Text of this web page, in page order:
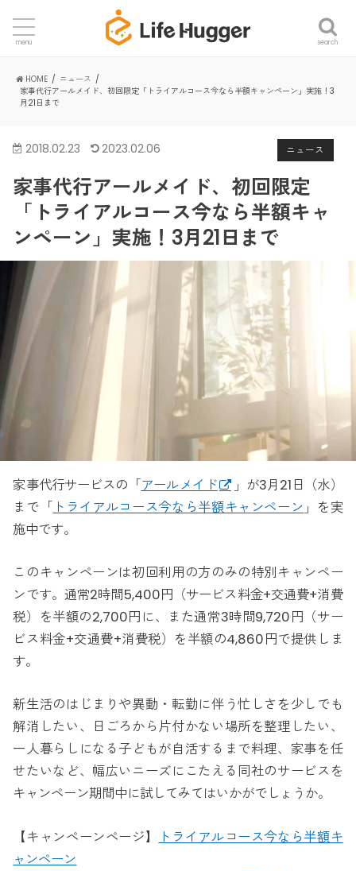
search
menu
HOME
ニュース
家事代行アールメイド、初回限定「トライアルコース今なら半額キャンペーン」実施！3
月21日まで
ニュース
2018.02.23 2023.02.06
家事代行アールメイド、初回限定
「トライアルコース今なら半額キャ
ンペーン」実施！3月21日まで
家事代行サービスの「アールメイド
」が3月21日（水）
まで「 トライアルコース今なら半額キャンペーン 」を実
施中です。
このキャンペーンは初回利用の方のみの特別キャンペー
ンです。通常2時間5,400円（サービス料金+交通費+消費
税）を半額の2,700円に、また通常3時間9,720円（サー
ビス料金+交通費+消費税）を半額の4,860円で提供しま
す。
新生活のはじまりや異動・転勤に伴う忙しさを少しでも
解消したい、日ごろから片付かない場所を整理したい、
一人暮らしになる子どもが自活するまで料理、家事を任
せたいなど、幅広いニーズにこたえる同社のサービスを
キャンペーン期間中に試してみてはいかがでしょうか。
【キャンペーンページ】
トライアルコース今なら半額キ
ャンペーン